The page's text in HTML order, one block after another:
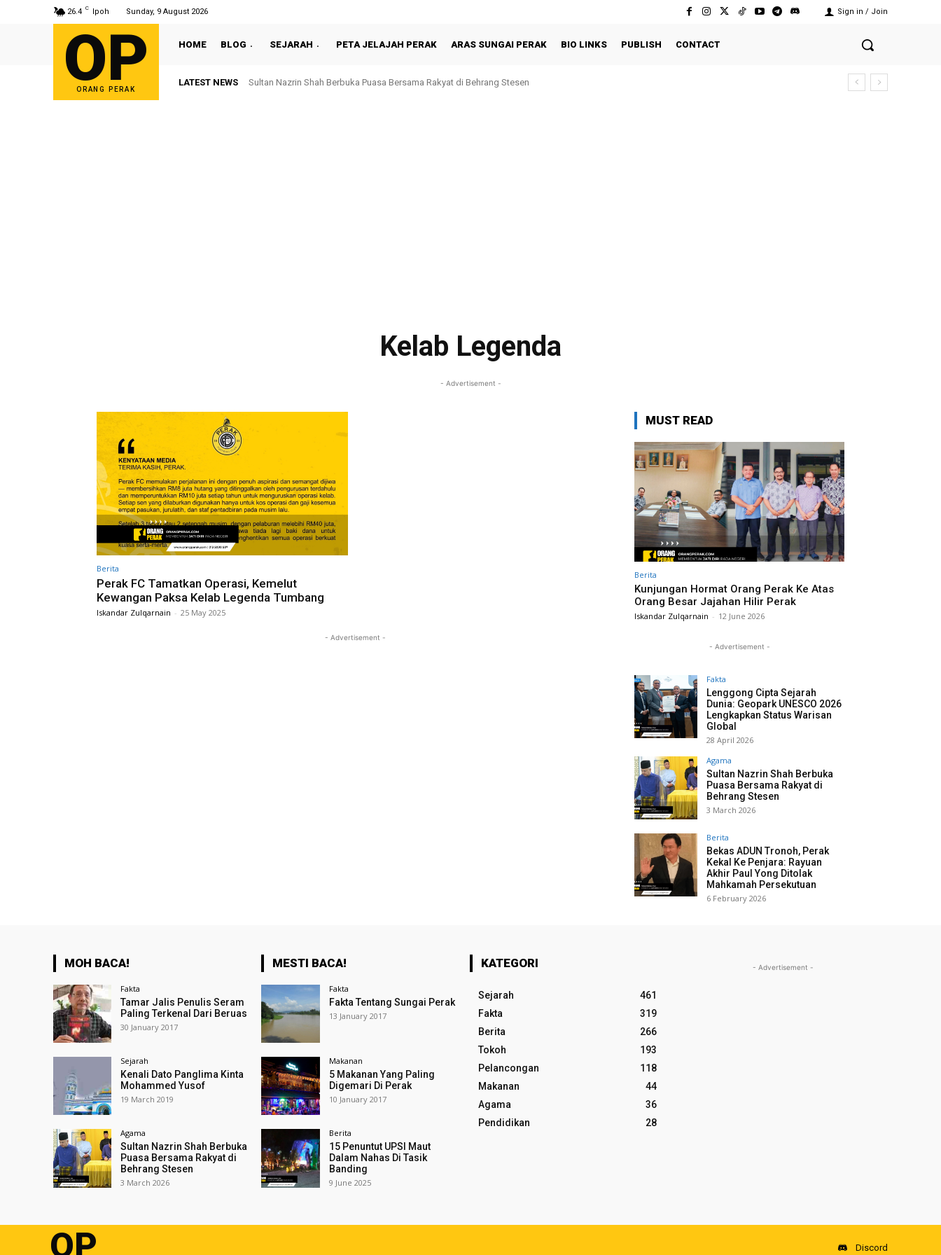
26.4 C Ipoh Sunday, 9 August 2026 Sign in / Join
OP
ORANG PERAK
HOME BLOG SEJARAH PETA JELAJAH PERAK ARAS SUNGAI PERAK BIO LINKS PUBLISH CONTACT
LATEST NEWS Sultan Nazrin Shah Berbuka Puasa Bersama Rakyat di Behrang Stesen
Kelab Legenda
- Advertisement -
Berita
Perak FC Tamatkan Operasi, Kemelut
Kewangan Paksa Kelab Legenda Tumbang
Iskandar Zulqarnain - 25 May 2025
- Advertisement -
MUST READ
Berita
Kunjungan Hormat Orang Perak Ke Atas
Orang Besar Jajahan Hilir Perak
Iskandar Zulqarnain - 12 June 2026
- Advertisement -
Fakta
Lenggong Cipta Sejarah
Dunia: Geopark UNESCO 2026
Lengkapkan Status Warisan
Global
28 April 2026
Agama
Sultan Nazrin Shah Berbuka
Puasa Bersama Rakyat di
Behrang Stesen
3 March 2026
Berita
Bekas ADUN Tronoh, Perak
Kekal Ke Penjara: Rayuan
Akhir Paul Yong Ditolak
Mahkamah Persekutuan
6 February 2026
MOH BACA!
Fakta
Tamar Jalis Penulis Seram
Paling Terkenal Dari Beruas
30 January 2017
Sejarah
Kenali Dato Panglima Kinta
Mohammed Yusof
19 March 2019
Agama
Sultan Nazrin Shah Berbuka
Puasa Bersama Rakyat di
Behrang Stesen
3 March 2026
MESTI BACA!
Fakta
Fakta Tentang Sungai Perak
13 January 2017
Makanan
5 Makanan Yang Paling
Digemari Di Perak
10 January 2017
Berita
15 Penuntut UPSI Maut
Dalam Nahas Di Tasik
Banding
9 June 2025
KATEGORI
Sejarah
461
Fakta
319
Berita
266
Tokoh
193
Pelancongan
118
Makanan
44
Agama
36
Pendidikan
28
- Advertisement -
OP Discord